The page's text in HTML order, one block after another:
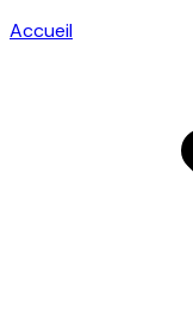
Accueil